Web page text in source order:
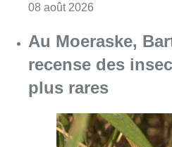
08 août 2026
Au Moeraske,
recense des
plus rares